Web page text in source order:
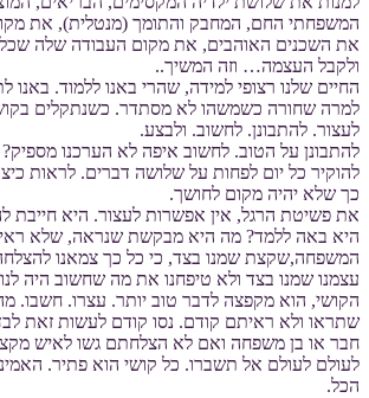
המשפחתי החם, המחבק והתומך (מנטלית), את
את השכנים האוהבים, את מקום העבודה שלה
ולקבל העצמה… וזה המשיך..
החיים שלנו רצופי למידה, שהרי באנו ללמוד. באנו
למרה שחורה כשמשהו לא מסתדר. כשנתקלים
לעצור. להתבונן. לחשוב. ולבצע.
להתבונן על הטוב. לחשוב איפה לא הערכנו
להוקיר כל יום לפחות על שלושה דברים. לראות
כך שלא יהיה מקום לחושך.
את פשיטת הרגל, אין אפשרות לעצור. היא
היא באה ללמד? מה היא מבקשת שנראה, שלא
המשפחה,שקצת שמנו בצד, כי כל כך צמאנו
עצמנו שמנו בצד ולא טיפחנו את מה שחשוב היה
הקושי, הוא מקפצה לדבר טוב יותר. עצרו. חשבו.
שתראו ולא ראיתם קודם. נסו קודם לעשות זאת
חבר או בן משפחה ואם לא הצלחתם גשו לאיש
לעולם לעולם אל תשברו. כל קושי הוא פתיר.
הכל.